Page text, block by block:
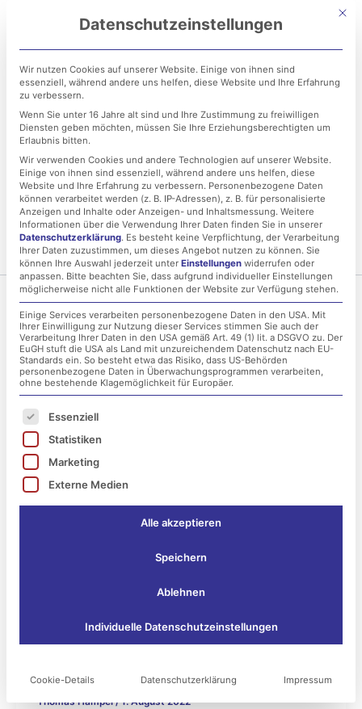
springen
itnetzwerk
Wir sind Partner der ITleague: Die
aufstrebende IT-Gruppe in der D-A-
Thomas Hampel/1. August 2022
Mit
Datenschutzeinstellungen
Wir nutzen Cookies auf unserer Website. Einige von ihnen sind
essenziell, während andere uns helfen, diese Website und Ihre Erfahrung
zu verbessern.
Wenn Sie unter 16 Jahre alt sind und Ihre Zustimmung zu freiwilligen
Diensten geben möchten, müssen Sie Ihre Erziehungsberechtigten um
Erlaubnis bitten.
Wir verwenden Cookies und andere Technologien auf unserer Website.
Einige von ihnen sind essenziell, während andere uns helfen, diese
Website und Ihre Erfahrung zu verbessern. Personenbezogene Daten
können verarbeitet werden (z. B. IP-Adressen), z. B. für personalisierte
Anzeigen und Inhalte oder Anzeigen- und Inhaltsmessung. Weitere
Informationen über die Verwendung Ihrer Daten finden Sie in unserer
Datenschutzerklärung. Es besteht keine Verpflichtung, der Verarbeitung
Ihrer Daten zuzustimmen, um dieses Angebot nutzen zu können. Sie
können Ihre Auswahl jederzeit unter Einstellungen widerrufen oder
anpassen. Bitte beachten Sie, dass aufgrund individueller Einstellungen
möglicherweise nicht alle Funktionen der Website zur Verfügung stehen.
Einige Services verarbeiten personenbezogene Daten in den USA. Mit
Ihrer Einwilligung zur Nutzung dieser Services stimmen Sie auch der
Verarbeitung Ihrer Daten in den USA gemäß Art. 49 (1) lit. a DSGVO zu. Der
EuGH stuft die USA als Land mit unzureichendem Datenschutz nach EU-
Standards ein. So besteht etwa das Risiko, dass US-Behörden
personenbezogene Daten in Überwachungsprogrammen verarbeiten,
ohne bestehende Klagemöglichkeit für Europäer.
Es folgt eine Liste der Service-Gruppen, für die
Essenziell
Statistiken
Marketing
Externe Medien
Alle akzeptieren
Speichern
Ablehnen
Individuelle Datenschutzeinstellungen
Cookie-Details Datenschutzerklärung Impressum